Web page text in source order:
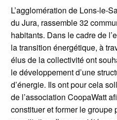
L’agglomération de Lons-le-
du Jura, rassemble 32
habitants. Dans le cadre de
la transition énergétique, à
élus de la collectivité ont
le développement d’une
d’énergie. Ils ont pour cela
de l’association CoopaWatt
constituer et former le groupe